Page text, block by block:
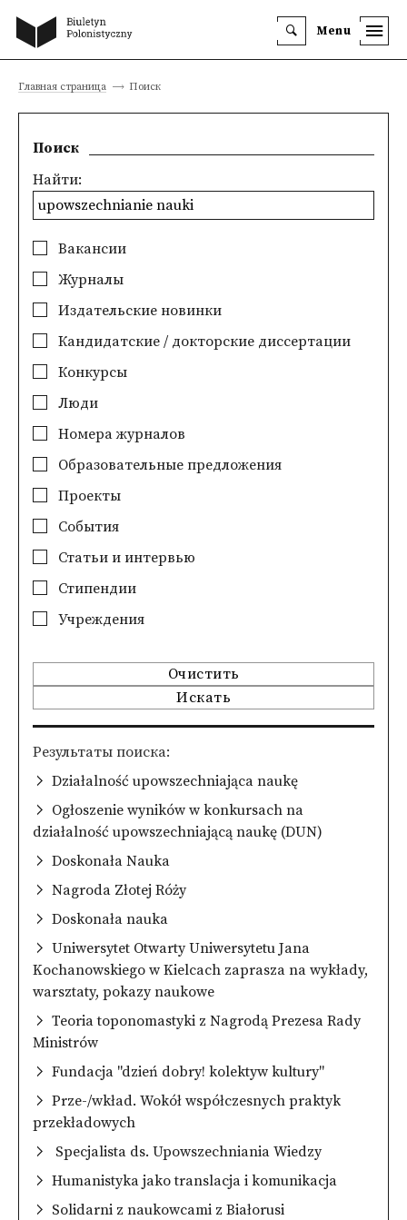
Menu
Главная страница Поиск
Поиск
Найти:
Вакансии
Журналы
Издательские новинки
Кандидатские / докторские диссертации
Конкурсы
Люди
Номера журналов
Образовательные предложения
Проекты
События
Статьи и интервью
Стипендии
Учреждения
Очистить
Искать
Pезультаты поиска
Działalność upowszechniająca naukę
Ogłoszenie wyników w konkursach na
działalność upowszechniającą naukę (DUN)
Doskonała Nauka
Nagroda Złotej Róży
Doskonała nauka
Uniwersytet Otwarty Uniwersytetu Jana
Kochanowskiego w Kielcach zaprasza na wykłady,
warsztaty, pokazy naukowe
Teoria toponomastyki z Nagrodą Prezesa Rady
Ministrów
Fundacja "dzień dobry! kolektyw kultury"
Prze-/wkład. Wokół współczesnych praktyk
przekładowych
Specjalista ds. Upowszechniania Wiedzy
Humanistyka jako translacja i komunikacja
Solidarni z naukowcami z Białorusi